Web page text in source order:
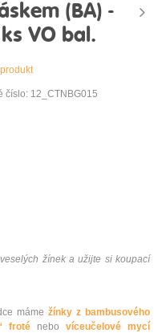
(BA) -
VO bal.
číslo: 12_CTNBG015
žínek a užijte si koupací
máme žínky z bambusového
froté nebo víceučelové mycí